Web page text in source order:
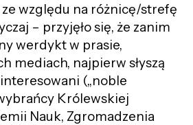
ze względu na różnicę/strefę
– przyjęło się, że zanim
werdykt w prasie,
mediach, najpierw słyszą
(„noble
Królewskiej
Nauk, Zgromadzenia